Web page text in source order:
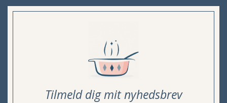
Tilmeld dig mit nyhedsbrev